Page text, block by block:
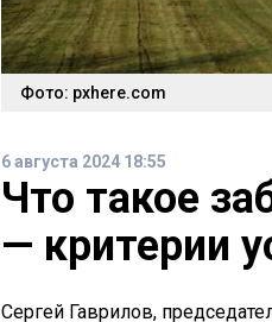
Фото: pxhere.com
6 августа 2024 18:55
Что такое
— критерии
Сергей Гаврилов,